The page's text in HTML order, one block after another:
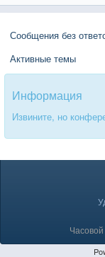
Вход
Расширенный поиск
Сообщения без
Активные темы
Информация
Извините, но